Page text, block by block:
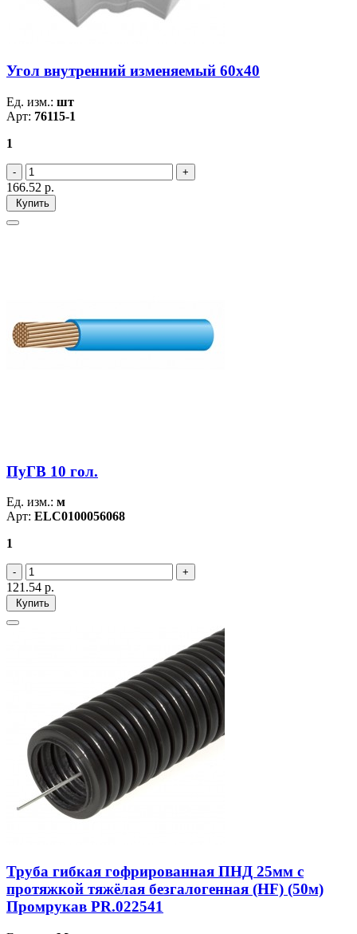
Угол внутренний изменяемый 60х40
Ед. изм.: шт
Арт: 76115-1
1
166.52 р.
Купить
ПуГВ 10 гол.
Ед. изм.: м
Арт: ELC0100056068
1
121.54 р.
Купить
Труба гибкая гофрированная ПНД 25мм с
протяжкой тяжёлая безгалогенная (HF) (50м)
Промрукав PR.022541